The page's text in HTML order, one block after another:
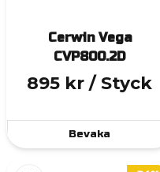
Cerwin Vega
CVP800.2D
895 kr / Styck
Bevaka